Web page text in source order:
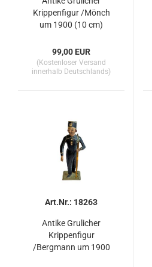
Krippenfigur /Mönch
um 1900 (10 cm)
99,00 EUR
(Kostenloser Versand
innerhalb Deutschlands)
Art.Nr.: 18263
Antike Grulicher
Krippenfigur
/Bergmann um 1900